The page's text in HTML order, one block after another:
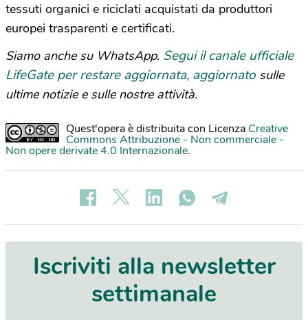
tessuti organici e riciclati acquistati da produttori
europei trasparenti e certificati.
Siamo anche su WhatsApp. Segui il canale ufficiale
LifeGate per restare aggiornata, aggiornato sulle
ultime notizie e sulle nostre attività.
Quest'opera è distribuita con Licenza Creative
Commons Attribuzione - Non commerciale -
Non opere derivate 4.0 Internazionale.
Iscriviti alla newsletter
settimanale